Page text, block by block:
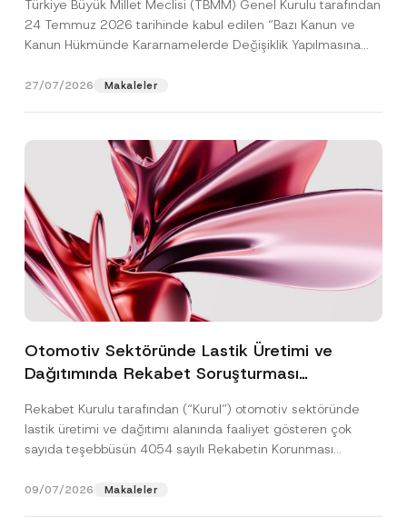
Türkiye Büyük Millet Meclisi (TBMM) Genel Kurulu tarafından
24 Temmuz 2026 tarihinde kabul edilen “Bazı Kanun ve
Kanun Hükmünde Kararnamelerde Değişiklik Yapılmasına
27/07/2026 Makaleler
Otomotiv Sektöründe Lastik Üretimi ve
Dağıtımında Rekabet Soruşturması
Cezasına Hükmedilmiştir
Rekabet Kurulu tarafından (“Kurul”) otomotiv sektöründe
lastik üretimi ve dağıtımı alanında faaliyet gösteren çok
sayıda teşebbüsün 4054 sayılı Rekabetin Korunması
09/07/2026 Makaleler